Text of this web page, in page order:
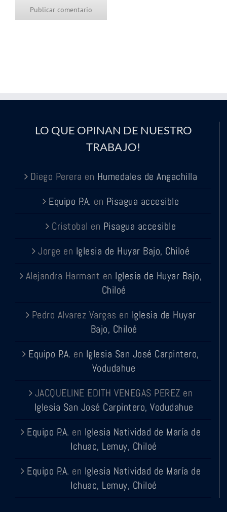
LO QUE OPINAN DE NUESTRO
TRABAJO!
Diego Perera en Humedales de Angachilla
Equipo P.A. en Pisagua accesible
Cristobal en Pisagua accesible
Jorge en Iglesia de Huyar Bajo, Chiloé
Alejandra Harmant en Iglesia de Huyar Bajo,
Chiloé
Pedro Alvarez Vargas en Iglesia de Huyar
Bajo, Chiloé
Equipo P.A. en Iglesia San José Carpintero,
Vodudahue
JACQUELINE EDITH VENEGAS PEREZ en
Iglesia San José Carpintero, Vodudahue
Equipo P.A. en Iglesia Natividad de María de
Ichuac, Lemuy, Chiloé
Equipo P.A. en Iglesia Natividad de María de
Ichuac, Lemuy, Chiloé